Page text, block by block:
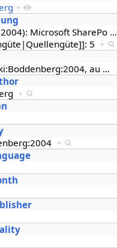
+
Microsoft SharePo…
5 +
au…
+
+